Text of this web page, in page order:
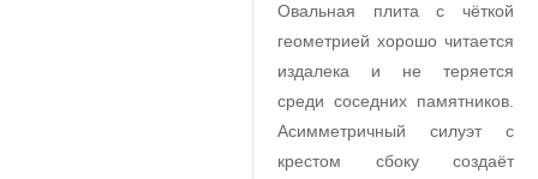
Овальная плита с чёткой
геометрией хорошо читается
издалека и не теряется
среди соседних памятников.
Асимметричный силуэт с
крестом сбоку создаёт